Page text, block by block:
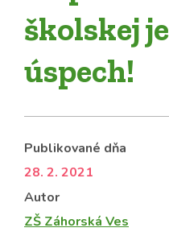
školskej
úspech!
Publikované dňa
28. 2. 2021
Autor
ZŠ Záhorská Ves